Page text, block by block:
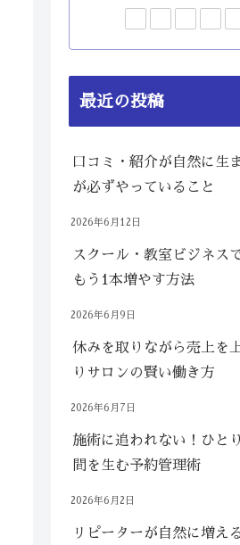
最近の投稿
口コミ・紹介が自然に生
が必ずやっていること
2026年6月12日
スクール・教室ビジネス
もう1本増やす方法
2026年6月9日
休みを取りながら売上を
りサロンの賢い働き方
2026年6月7日
施術に追われない！ひと
間を生む予約管理術
2026年6月2日
リピーターが自然に増え